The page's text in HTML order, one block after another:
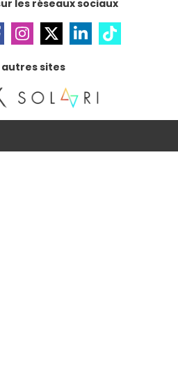
les réseaux sociaux
autres sites